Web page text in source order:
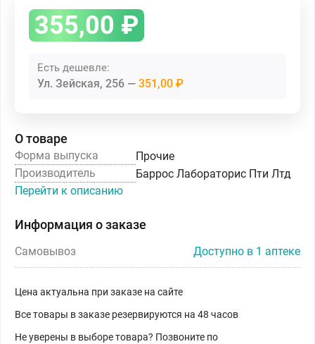
355,00 ₽
Есть дешевле:
Ул. Зейская, 256 351,00 ₽
О товаре
Форма выпуска
Прочие
Производитель
Баррос Лабораторис Пти Лтд
Перейти к описанию
Информация о заказе
Самовывоз Доступно в 1 аптеке
Цена актуальна при заказе на сайте
Все товары в заказе резервируются на 48 часов
Не уверены в выборе товара? Позвоните по